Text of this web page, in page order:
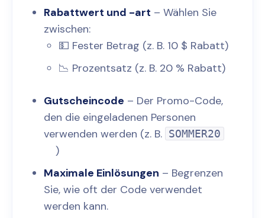
Rabattwert und -art – Wählen Sie
zwischen:
💵 Fester Betrag (z. B. 10 $ Rabatt)
📉 Prozentsatz (z. B. 20 % Rabatt)
Gutscheincode – Der Promo-Code,
den die eingeladenen Personen
verwenden werden (z. B. SOMMER20
)
Maximale Einlösungen – Begrenzen
Sie, wie oft der Code verwendet
werden kann.